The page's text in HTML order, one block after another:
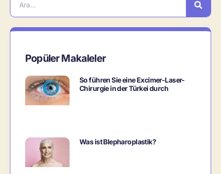
Popüler Makaleler
So führen Sie eine Excimer-Laser-
Chirurgie in der Türkei durch
Was ist Blepharoplastik?